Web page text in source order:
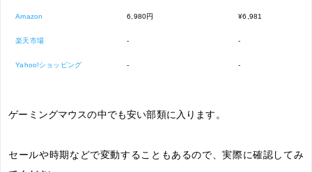
Amazon 6,980円 ¥6,981
楽天市場 - -
Yahoo!ショッピング - -
ゲーミングマウスの中でも安い部類に入ります。
セールや時期などで変動することもあるので、実際に確認してみ